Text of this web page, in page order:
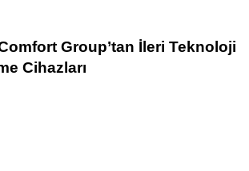
Group’tan İleri Teknoloji
Cihazları